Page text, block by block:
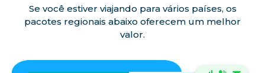
Se você estiver viajando para vários países, os
pacotes regionais abaixo oferecem um melhor
valor.